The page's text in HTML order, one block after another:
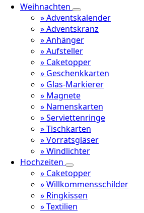
Weihnachten
» Adventskalender
» Adventskranz
» Anhänger
» Aufsteller
» Caketopper
» Geschenkkarten
» Glas-Markierer
» Magnete
» Namenskarten
» Serviettenringe
» Tischkarten
» Vorratsgläser
» Windlichter
Hochzeiten
» Caketopper
» Willkommensschilder
» Ringkissen
» Textilien